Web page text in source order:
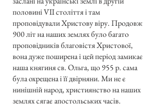
половині VII століття і там
проповідували Христову віру. Продовж
900 літ на наших землях було багато
проповідників благовістя Христової,
вона дуже поширена і цей період замикає
наша княгиня св. Ольга, що 955 р. сама
була охрещена і її двірняни. Ми не є
нинішній народ, християнство на наших
землях сягає апостольських часів.